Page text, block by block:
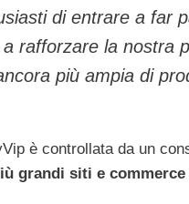
di entrare a far
rafforzare la nostra
più ampia di
è controllata da un
grandi siti e